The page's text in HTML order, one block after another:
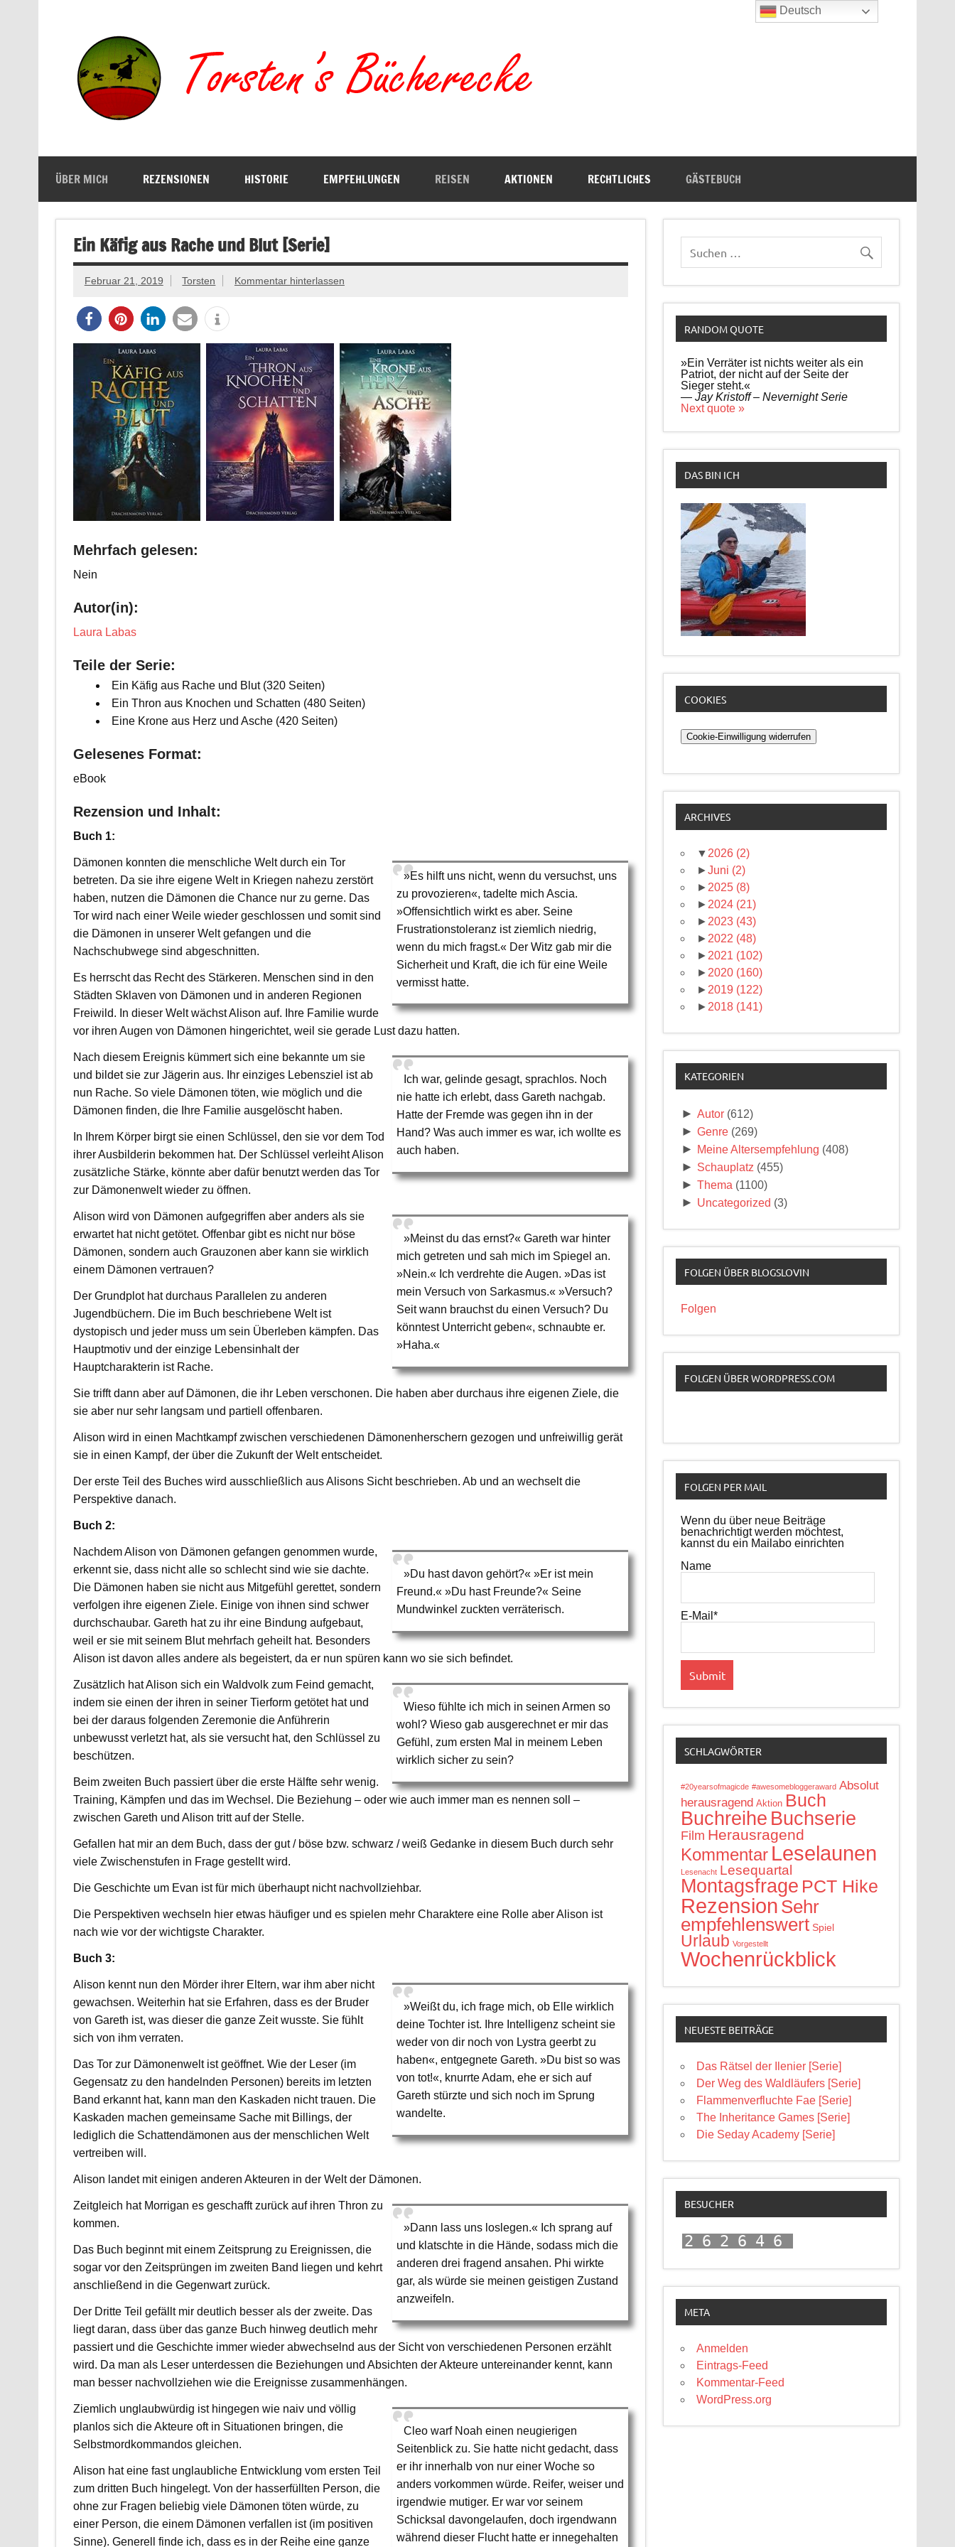
ÜBER MICH REZENSIONEN HISTORIE EMPFEHLUNGEN REISEN AKTIONEN RECHTLICHES GÄSTEBUCH
Ein Käfig aus Rache und Blut [Serie]
Februar 21, 2019 Torsten Kommentar hinterlassen
Mehrfach gelesen:
Nein
Autor(in):
Laura Labas
Teile der Serie:
Ein Käfig aus Rache und Blut (320 Seiten)
Ein Thron aus Knochen und Schatten (480 Seiten)
Eine Krone aus Herz und Asche (420 Seiten)
Gelesenes Format:
eBook
Rezension und Inhalt:
Buch 1:
»Es hilft uns nicht, wenn du versuchst, uns
zu provozieren«, tadelte mich Ascia.
»Offensichtlich wirkt es aber. Seine
Frustrationstoleranz ist ziemlich niedrig,
wenn du mich fragst.« Der Witz gab mir die
Sicherheit und Kraft, die ich für eine Weile
vermisst hatte.
Dämonen konnten die menschliche Welt durch ein Tor
betreten. Da sie ihre eigene Welt in Kriegen nahezu zerstört
haben, nutzen die Dämonen die Chance nur zu gerne. Das
Tor wird nach einer Weile wieder geschlossen und somit sind
die Dämonen in unserer Welt gefangen und die
Nachschubwege sind abgeschnitten.
Es herrscht das Recht des Stärkeren. Menschen sind in den
Städten Sklaven von Dämonen und in anderen Regionen
Freiwild. In dieser Welt wächst Alison auf. Ihre Familie wurde
vor ihren Augen von Dämonen hingerichtet, weil sie gerade Lust dazu hatten.
Ich war, gelinde gesagt, sprachlos. Noch
nie hatte ich erlebt, dass Gareth nachgab.
Hatte der Fremde was gegen ihn in der
Hand? Was auch immer es war, ich wollte es
auch haben.
Nach diesem Ereignis kümmert sich eine bekannte um sie
und bildet sie zur Jägerin aus. Ihr einziges Lebensziel ist ab
nun Rache. So viele Dämonen töten, wie möglich und die
Dämonen finden, die Ihre Familie ausgelöscht haben.
In Ihrem Körper birgt sie einen Schlüssel, den sie vor dem Tod
ihrer Ausbilderin bekommen hat. Der Schlüssel verleiht Alison
zusätzliche Stärke, könnte aber dafür benutzt werden das Tor
zur Dämonenwelt wieder zu öffnen.
»Meinst du das ernst?« Gareth war hinter
mich getreten und sah mich im Spiegel an.
»Nein.« Ich verdrehte die Augen. »Das ist
mein Versuch von Sarkasmus.« »Versuch?
Seit wann brauchst du einen Versuch? Du
könntest Unterricht geben«, schnaubte er.
»Haha.«
Alison wird von Dämonen aufgegriffen aber anders als sie
erwartet hat nicht getötet. Offenbar gibt es nicht nur böse
Dämonen, sondern auch Grauzonen aber kann sie wirklich
einem Dämonen vertrauen?
Der Grundplot hat durchaus Parallelen zu anderen
Jugendbüchern. Die im Buch beschriebene Welt ist
dystopisch und jeder muss um sein Überleben kämpfen. Das
Hauptmotiv und der einzige Lebensinhalt der
Hauptcharakterin ist Rache.
Sie trifft dann aber auf Dämonen, die ihr Leben verschonen. Die haben aber durchaus ihre eigenen Ziele, die
sie aber nur sehr langsam und partiell offenbaren.
Alison wird in einen Machtkampf zwischen verschiedenen Dämonenherschern gezogen und unfreiwillig gerät
sie in einen Kampf, der über die Zukunft der Welt entscheidet.
Der erste Teil des Buches wird ausschließlich aus Alisons Sicht beschrieben. Ab und an wechselt die
Perspektive danach.
Buch 2:
»Du hast davon gehört?« »Er ist mein
Freund.« »Du hast Freunde?« Seine
Mundwinkel zuckten verräterisch.
Nachdem Alison von Dämonen gefangen genommen wurde,
erkennt sie, dass nicht alle so schlecht sind wie sie dachte.
Die Dämonen haben sie nicht aus Mitgefühl gerettet, sondern
verfolgen ihre eigenen Ziele. Einige von ihnen sind schwer
durchschaubar. Gareth hat zu ihr eine Bindung aufgebaut,
weil er sie mit seinem Blut mehrfach geheilt hat. Besonders
Alison ist davon alles andere als begeistert, da er nun spüren kann wo sie sich befindet.
Wieso fühlte ich mich in seinen Armen so
wohl? Wieso gab ausgerechnet er mir das
Gefühl, zum ersten Mal in meinem Leben
wirklich sicher zu sein?
Zusätzlich hat Alison sich ein Waldvolk zum Feind gemacht,
indem sie einen der ihren in seiner Tierform getötet hat und
bei der daraus folgenden Zeremonie die Anführerin
unbewusst verletzt hat, als sie versucht hat, den Schlüssel zu
beschützen.
Beim zweiten Buch passiert über die erste Hälfte sehr wenig.
Training, Kämpfen und das im Wechsel. Die Beziehung – oder wie auch immer man es nennen soll –
zwischen Gareth und Alison tritt auf der Stelle.
Gefallen hat mir an dem Buch, dass der gut / böse bzw. schwarz / weiß Gedanke in diesem Buch durch sehr
viele Zwischenstufen in Frage gestellt wird.
Die Geschichte um Evan ist für mich überhaupt nicht nachvollziehbar.
Die Perspektiven wechseln hier etwas häufiger und es spielen mehr Charaktere eine Rolle aber Alison ist
nach wie vor der wichtigste Charakter.
Buch 3:
»Weißt du, ich frage mich, ob Elle wirklich
deine Tochter ist. Ihre Intelligenz scheint sie
weder von dir noch von Lystra geerbt zu
haben«, entgegnete Gareth. »Du bist so was
von tot!«, knurrte Adam, ehe er sich auf
Gareth stürzte und sich noch im Sprung
wandelte.
Alison kennt nun den Mörder ihrer Eltern, war ihm aber nicht
gewachsen. Weiterhin hat sie Erfahren, dass es der Bruder
von Gareth ist, was dieser die ganze Zeit wusste. Sie fühlt
sich von ihm verraten.
Das Tor zur Dämonenwelt ist geöffnet. Wie der Leser (im
Gegensatz zu den handelnden Personen) bereits im letzten
Band erkannt hat, kann man den Kaskaden nicht trauen. Die
Kaskaden machen gemeinsame Sache mit Billings, der
lediglich die Schattendämonen aus der menschlichen Welt
vertreiben will.
Alison landet mit einigen anderen Akteuren in der Welt der Dämonen.
»Dann lass uns loslegen.« Ich sprang auf
und klatschte in die Hände, sodass mich die
anderen drei fragend ansahen. Phi wirkte
gar, als würde sie meinen geistigen Zustand
anzweifeln.
Zeitgleich hat Morrigan es geschafft zurück auf ihren Thron zu
kommen.
Das Buch beginnt mit einem Zeitsprung zu Ereignissen, die
sogar vor den Zeitsprüngen im zweiten Band liegen und kehrt
anschließend in die Gegenwart zurück.
Der Dritte Teil gefällt mir deutlich besser als der zweite. Das
liegt daran, dass über das ganze Buch hinweg deutlich mehr
passiert und die Geschichte immer wieder abwechselnd aus der Sicht von verschiedenen Personen erzählt
wird. Da man als Leser unterdessen die Beziehungen und Absichten der Akteure untereinander kennt, kann
man besser nachvollziehen wie die Ereignisse zusammenhängen.
Cleo warf Noah einen neugierigen
Seitenblick zu. Sie hatte nicht gedacht, dass
er ihr innerhalb von nur einer Woche so
anders vorkommen würde. Reifer, weiser und
irgendwie mutiger. Er war vor seinem
Schicksal davongelaufen, doch irgendwann
während dieser Flucht hatte er innegehalten
Ziemlich unglaubwürdig ist hingegen wie naiv und völlig
planlos sich die Akteure oft in Situationen bringen, die
Selbstmordkommandos gleichen.
Alison hat eine fast unglaubliche Entwicklung vom ersten Teil
zum dritten Buch hingelegt. Von der hasserfüllten Person, die
ohne zur Fragen beliebig viele Dämonen töten würde, zu
einer Person, die einem Dämonen verfallen ist (im positiven
Sinne). Generell finde ich, dass es in der Reihe eine ganze
RANDOM QUOTE
»Ein Verräter ist nichts weiter als ein
Patriot, der nicht auf der Seite der
Sieger steht.«
—Jay Kristoff – Nevernight Serie
Next quote »
DAS BIN ICH
COOKIES
Cookie-Einwilligung widerrufen
ARCHIVES
▼ 2026 (2)
►Juni (2)
► 2025 (8)
► 2024 (21)
► 2023 (43)
► 2022 (48)
► 2021 (102)
► 2020 (160)
► 2019 (122)
► 2018 (141)
KATEGORIEN
► Autor (612)
► Genre (269)
► Meine Altersempfehlung (408)
► Schauplatz (455)
► Thema (1100)
► Uncategorized (3)
FOLGEN ÜBER BLOGSLOVIN
Folgen
FOLGEN ÜBER WORDPRESS.COM
FOLGEN PER MAIL
Wenn du über neue Beiträge
benachrichtigt werden möchtest,
kannst du ein Mailabo einrichten
Name
E-Mail*
SCHLAGWÖRTER
#20yearsofmagicde #awesomebloggeraward Absolut
herausragend Aktion Buch
Buchreihe Buchserie
Film Herausragend
Kommentar Leselaunen
Lesenacht Lesequartal
Montagsfrage PCT Hike
Rezension Sehr
empfehlenswert Spiel
Urlaub Vorgestellt
Wochenrückblick
NEUESTE BEITRÄGE
Das Rätsel der Ilenier [Serie]
Der Weg des Waldläufers [Serie]
Flammenverfluchte Fae [Serie]
The Inheritance Games [Serie]
Die Seday Academy [Serie]
BESUCHER
262646
META
Anmelden
Eintrags-Feed
Kommentar-Feed
WordPress.org
Deutsch